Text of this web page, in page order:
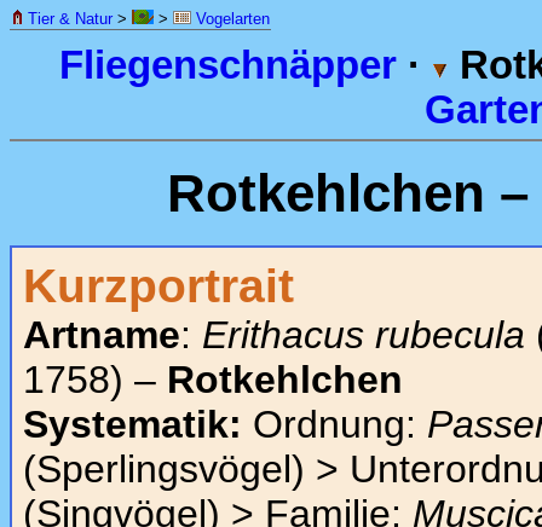
Tier & Natur > > Vogelarten
Fliegenschnäpper·
Rotkehlchen –
Kurzportrait
Artname: Erithacus rubecula
1758) – Rotkehlchen
Systematik: Ordnung:
(Sperlingsvögel) >
(Singvögel) > Familie: